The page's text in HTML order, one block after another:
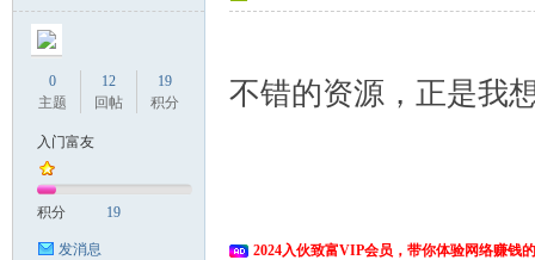
0
主题
12
回帖
19
积分
入门富友
积分 19
发消息
不错的资源，正是我
2024入伙致富VIP会员，带你体验网络赚钱